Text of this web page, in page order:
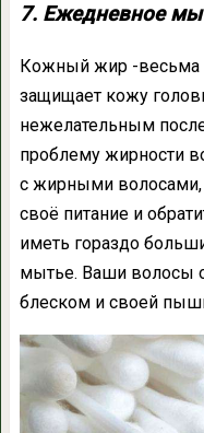
7. Ежедневное
Кожный жир -весьма
защищает кожу
нежелательным
проблему жирности
с жирными волосами,
своё питание и
иметь гораздо
мытье. Ваши волосы
блеском и своей